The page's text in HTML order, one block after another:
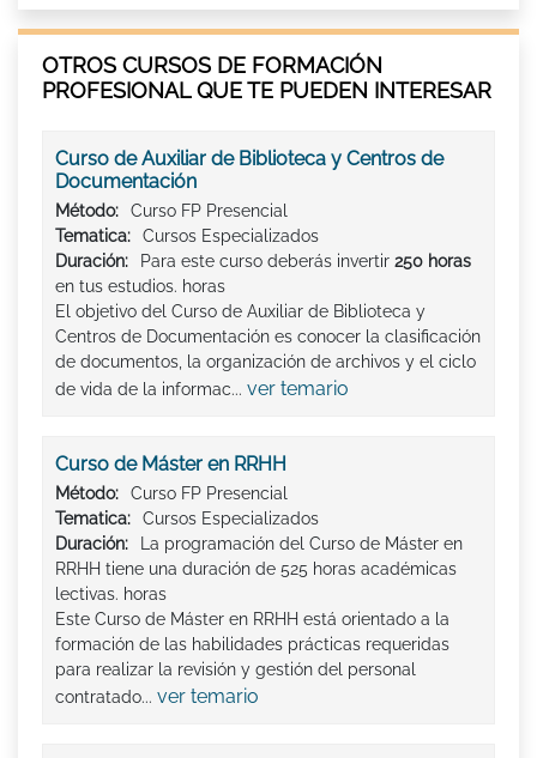
OTROS CURSOS DE FORMACIÓN
PROFESIONAL QUE TE PUEDEN INTERESAR
Curso de Auxiliar de Biblioteca y Centros de
Documentación
Método:
Curso FP Presencial
Tematica:
Cursos Especializados
Duración:
Para este curso deberás invertir 250 horas
en tus estudios. horas
El objetivo del Curso de Auxiliar de Biblioteca y
Centros de Documentación es conocer la clasificación
de documentos, la organización de archivos y el ciclo
de vida de la informac... ver temario
Curso de Máster en RRHH
Método:
Curso FP Presencial
Tematica:
Cursos Especializados
Duración:
La programación del Curso de Máster en
RRHH tiene una duración de 525 horas académicas
lectivas. horas
Este Curso de Máster en RRHH está orientado a la
formación de las habilidades prácticas requeridas
para realizar la revisión y gestión del personal
contratado... ver temario